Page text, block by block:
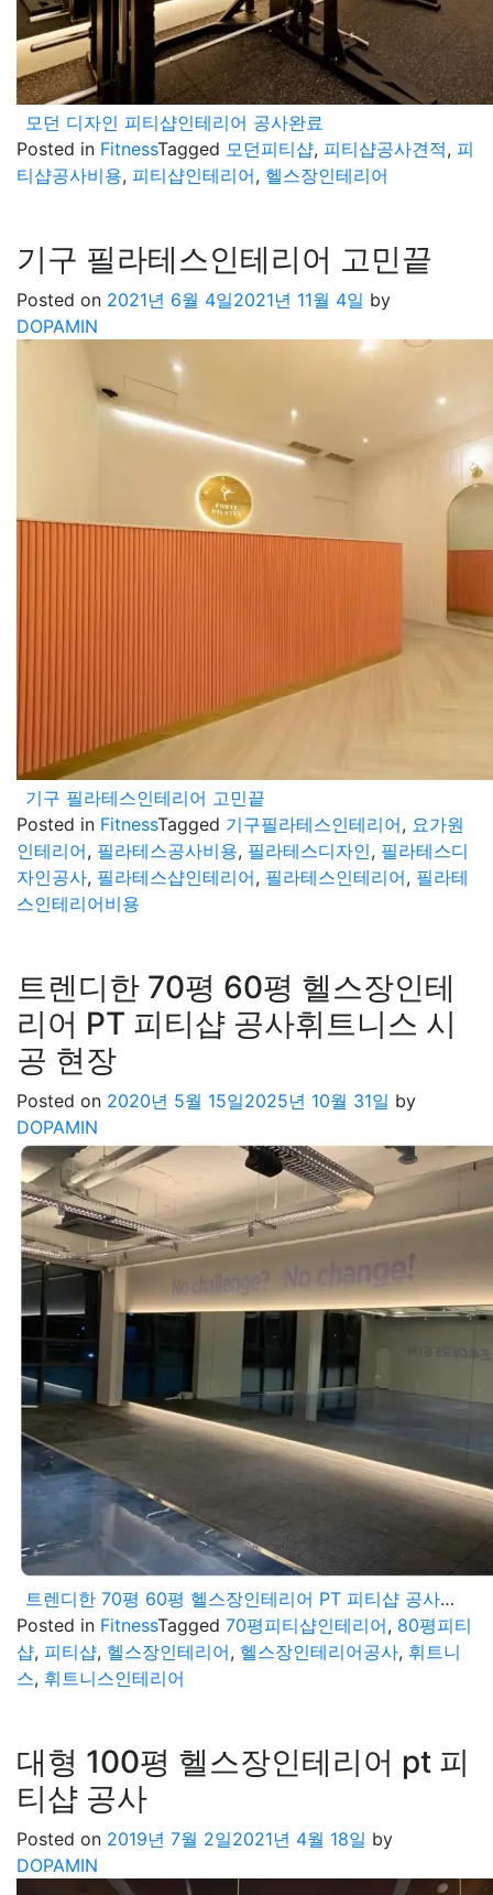
모던 디자인 피티샵인테리어 공사완료
Posted in FitnessTagged 모던피티샵, 피티샵공사견적, 피
티샵공사비용, 피티샵인테리어, 헬스장인테리어
기구 필라테스인테리어 고민끝
Posted on 2021년 6월 4일2021년 11월 4일 by
DOPAMIN
기구 필라테스인테리어 고민끝
Posted in FitnessTagged 기구필라테스인테리어, 요가원
인테리어, 필라테스공사비용, 필라테스디자인, 필라테스디
자인공사, 필라테스샵인테리어, 필라테스인테리어, 필라테
스인테리어비용
트렌디한 70평 60평 헬스장인테
리어 PT 피티샵 공사휘트니스 시
공 현장
Posted on 2020년 5월 15일2025년 10월 31일 by
DOPAMIN
트렌디한 70평 60평 헬스장인테리어 PT 피티샵 공사휘트니스 시공 현장
Posted in FitnessTagged 70평피티샵인테리어, 80평피티
샵, 피티샵, 헬스장인테리어, 헬스장인테리어공사, 휘트니
스, 휘트니스인테리어
대형 100평 헬스장인테리어 pt 피
티샵 공사
Posted on 2019년 7월 2일2021년 4월 18일 by
DOPAMIN